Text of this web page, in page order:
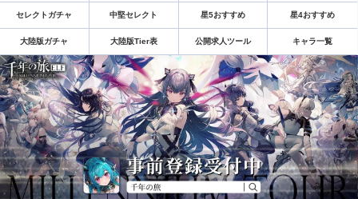
セレクトガチャ 中堅セレクト 星5おすすめ 星4おすすめ
大陸版ガチャ 大陸版Tier表 公開求人ツール キャラ一覧